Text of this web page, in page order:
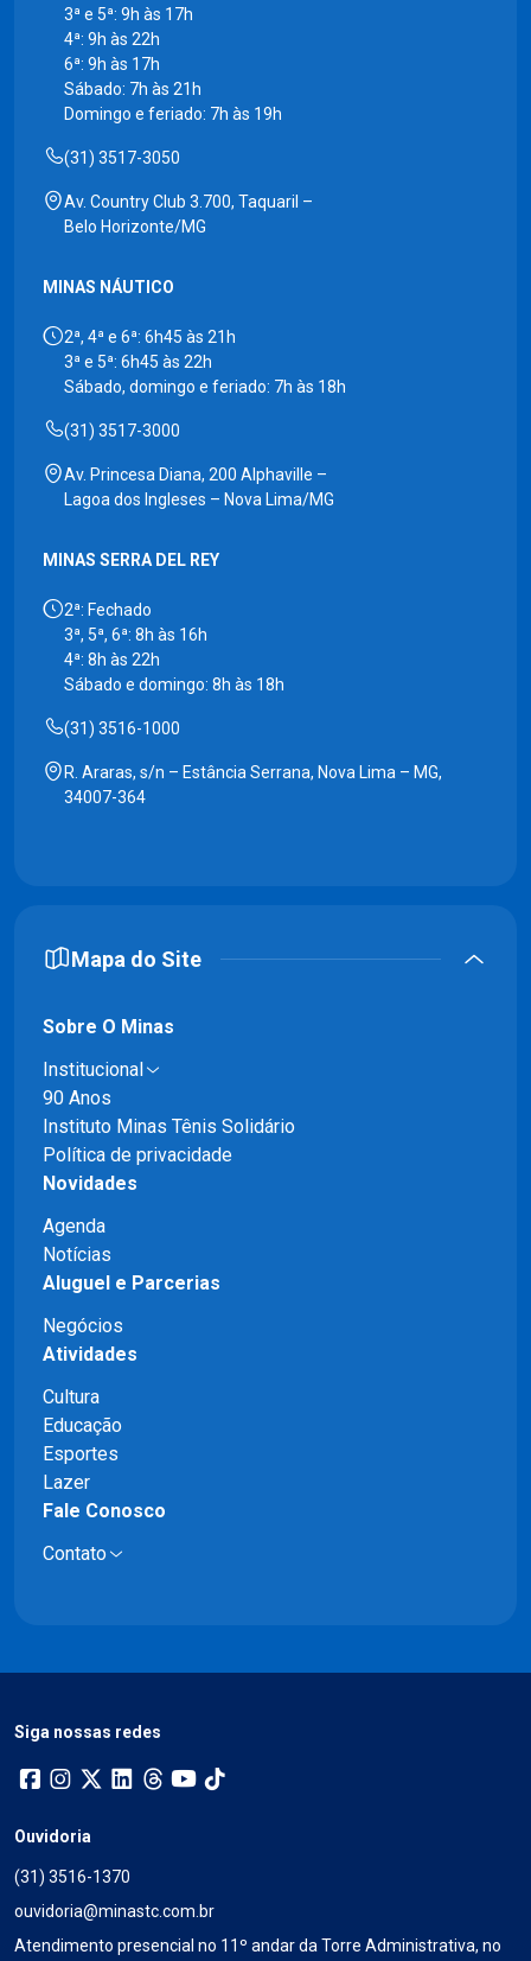
3ª e 5ª: 9h às 17h
4ª: 9h às 22h
6ª: 9h às 17h
Sábado: 7h às 21h
Domingo e feriado: 7h às 19h
(31) 3517-3050
Av. Country Club 3.700, Taquaril –
Belo Horizonte/MG
MINAS NÁUTICO
2ª, 4ª e 6ª: 6h45 às 21h
3ª e 5ª: 6h45 às 22h
Sábado, domingo e feriado: 7h às 18h
(31) 3517-3000
Av. Princesa Diana, 200 Alphaville –
Lagoa dos Ingleses – Nova Lima/MG
MINAS SERRA DEL REY
2ª: Fechado
3ª, 5ª, 6ª: 8h às 16h
4ª: 8h às 22h
Sábado e domingo: 8h às 18h
(31) 3516-1000
R. Araras, s/n – Estância Serrana, Nova Lima – MG,
34007-364
Mapa do Site
Sobre O Minas
Institucional
90 Anos
Instituto Minas Tênis Solidário
Política de privacidade
Novidades
Agenda
Notícias
Aluguel e Parcerias
Negócios
Atividades
Cultura
Educação
Esportes
Lazer
Fale Conosco
Contato
Siga nossas redes
Ouvidoria
(31) 3516-1370
ouvidoria@minastc.com.br
Atendimento presencial no 11º andar da Torre Administrativa, no